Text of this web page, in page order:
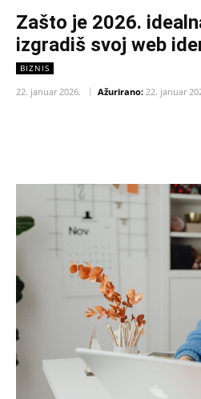
Zašto je 2026.
izgradiš svoj web
BIZNIS
22. januar 2026. Ažurirano: 22. januar